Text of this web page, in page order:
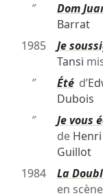
″
Dom
Barrat
1985
Je
Tansi
″
Étéd’
Dubois
″
Je vous
de
Guillot
1984
La
en scène